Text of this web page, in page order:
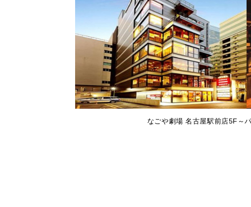
なごや劇場 名古屋駅前店5F～